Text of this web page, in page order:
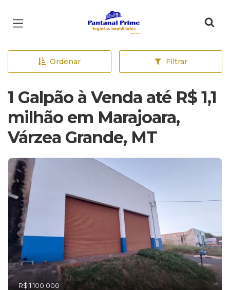
Página inicial
Ordenar Filtrar
1 Galpão à Venda até R$ 1,1
milhão em Marajoara,
Várzea Grande, MT
R$ 1.100.000